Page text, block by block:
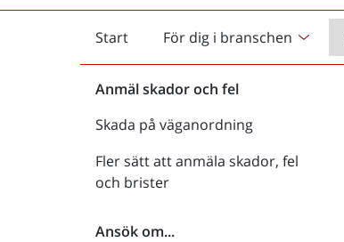
Start
Startsida För dig i branschen
Anmäl skador och fel
Skada på väganordning
Fler sätt att anmäla skador, fel
och brister
Ansök om...